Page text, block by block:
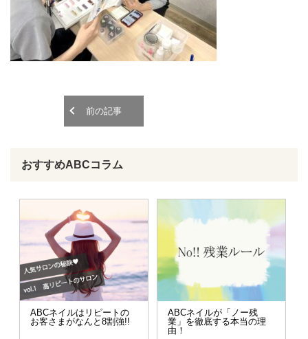
o
前の記事
おすすめABCコラム
ABCネイルはリピートの
お客さまがなんと8割強!!
ABCネイルが「ノー残
業」を徹底する本当の理
由！